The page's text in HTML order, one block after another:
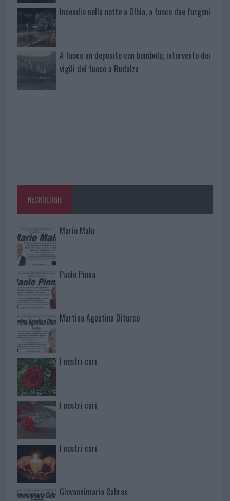
Incendio nella notte a Olbia, a fuoco due furgoni
A fuoco un deposito con bombole, intervento dei
vigili del fuoco a Rudalza
NECROLOGIE
Mario Malu
Paolo Pinna
Martina Agostina Diturco
I nostri cari
I nostri cari
I nostri cari
Giovannimaria Cabras